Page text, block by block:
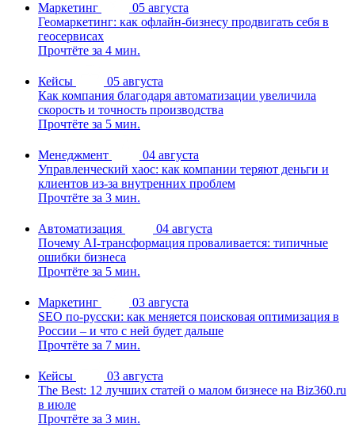
Маркетинг
05 августа
Геомаркетинг: как офлайн-бизнесу продвигать себя в
геосервисах
Прочтёте за 4 мин.
Кейсы
05 августа
Как компания благодаря автоматизации увеличила
скорость и точность производства
Прочтёте за 5 мин.
Менеджмент
04 августа
Управленческий хаос: как компании теряют деньги и
клиентов из-за внутренних проблем
Прочтёте за 3 мин.
Автоматизация
04 августа
Почему AI-трансформация проваливается: типичные
ошибки бизнеса
Прочтёте за 5 мин.
Маркетинг
03 августа
SEO по-русски: как меняется поисковая оптимизация в
России – и что с ней будет дальше
Прочтёте за 7 мин.
Кейсы
03 августа
The Best: 12 лучших статей о малом бизнесе на Biz360.ru
в июле
Прочтёте за 3 мин.